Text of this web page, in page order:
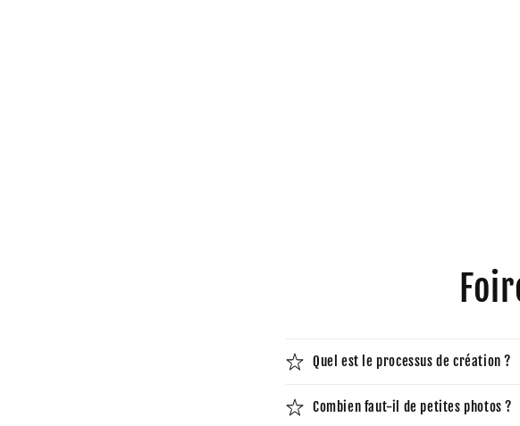
Quel est le processus de création ?
Combien faut-il de petites photos ?